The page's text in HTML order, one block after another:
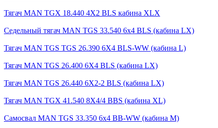
Тягач MAN TGX 18.440 4X2 BLS кабина XLX
Седельный тягач MAN TGS 33.540 6x4 BLS (кабина LX)
Тягач MAN TGS TGS 26.390 6X4 BLS-WW (кабина L)
Тягач MAN TGS 26.400 6X4 BLS (кабина LX)
Тягач MAN TGS 26.440 6X2-2 BLS (кабина LX)
Тягач MAN TGX 41.540 8X4/4 BBS (кабина XL)
Самосвал MAN TGS 33.350 6x4 BB-WW (кабина М)